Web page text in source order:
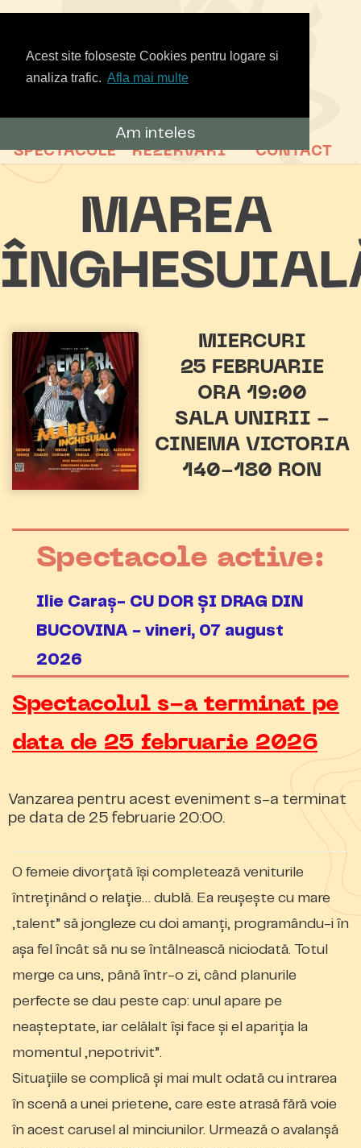
Acest site foloseste Cookies pentru logare si
analiza trafic. Afla mai multe
Am inteles
SPECTACOLE REZERVARI CONTACT
MAREA
MIERCURI
25 FEBRUARIE
ORA 19:00
SALA UNIRII -
CINEMA VICTORIA
140-180 RON
Spectacole active:
Ilie Caraș- CU DOR ȘI DRAG DIN
BUCOVINA - vineri, 07 august
2026
Spectacolul s-a terminat pe
data de 25 februarie 2026
Vanzarea pentru acest eveniment s-a terminat
pe data de 25 februarie 20:00.
O femeie divorțată își completează veniturile
întreținând o relație… dublă. Ea reușește cu mare
„talent” să jongleze cu doi amanți, programându-i în
așa fel încât să nu se întâlnească niciodată. Totul
merge ca uns, până într-o zi, când planurile
perfecte se dau peste cap: unul apare pe
neașteptate, iar celălalt își face și el apariția la
momentul „nepotrivit”.
Situațiile se complică și mai mult odată cu intrarea
în scenă a unei prietene, care este atrasă fără voie
în acest carusel al minciunilor. Urmează o avalanșă